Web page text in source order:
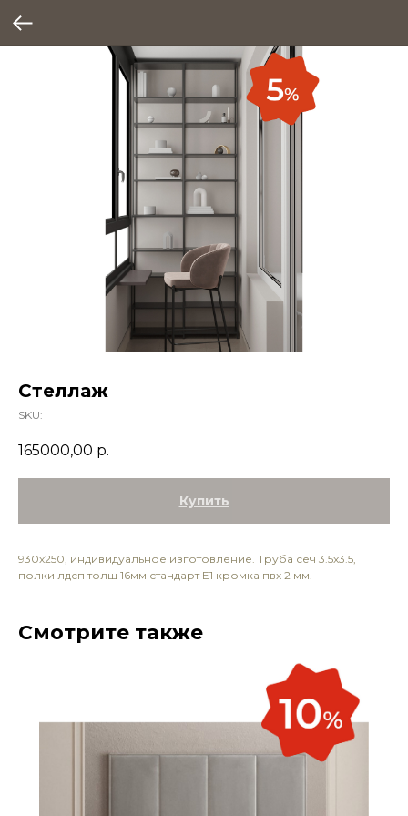
Стеллаж
SKU:
165000,00 р.
Купить
930х250, индивидуальное изготовление. Труба сеч 3.5х3.5,
полки лдсп толщ 16мм стандарт Е1 кромка пвх 2 мм.
Смотрите также